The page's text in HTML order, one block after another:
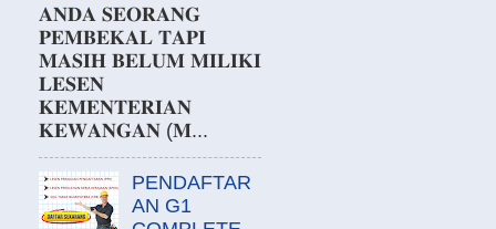
𝐀𝐍𝐃𝐀 𝐒𝐄𝐎𝐑𝐀𝐍𝐆
𝐏𝐄𝐌𝐁𝐄𝐊𝐀𝐋 𝐓𝐀𝐏𝐈
𝐌𝐀𝐒𝐈𝐇 𝐁𝐄𝐋𝐔𝐌 𝐌𝐈𝐋𝐈𝐊𝐈
𝐋𝐄𝐒𝐄𝐍
𝐊𝐄𝐌𝐄𝐍𝐓𝐄𝐑𝐈𝐀𝐍
𝐊𝐄𝐖𝐀𝐍𝐆𝐀𝐍 (𝐌...
PENDAFTAR
AN G1